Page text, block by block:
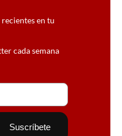
en tu
cada semana